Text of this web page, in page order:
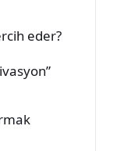
eder?